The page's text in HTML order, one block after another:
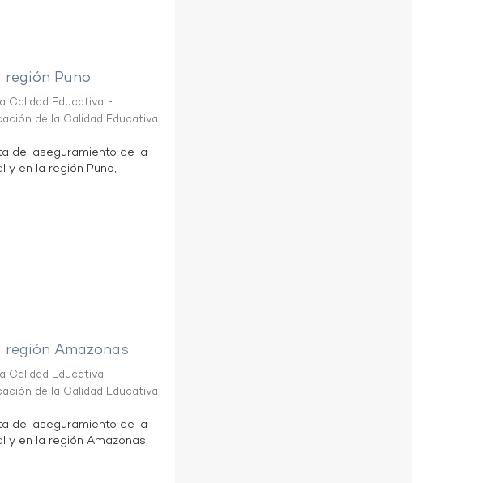
Puno
Calidad Educativa -
de la Calidad Educativa
del aseguramiento de la
y en la región Puno,
Amazonas
Calidad Educativa -
de la Calidad Educativa
del aseguramiento de la
y en la región Amazonas,